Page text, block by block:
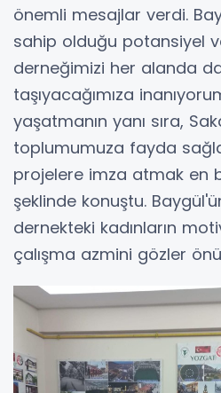
önemli mesajlar verdi.
sahip olduğu potansiyel
derneğimizi her alanda
taşıyacağımıza
yaşatmanın yanı sıra,
toplumumuza fayda
projelere imza atmak en
şeklinde konuştu.
dernekteki kadınların
çalışma azmini gözler